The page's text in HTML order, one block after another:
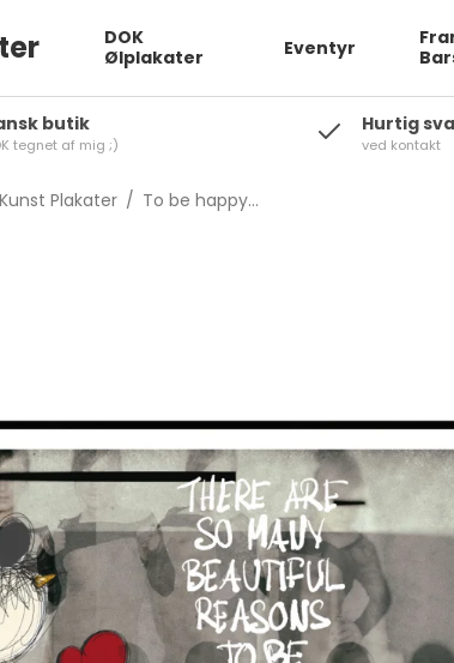
DOK
Ølplakater
Eventyr
butik
tegnet af mig ;)
Hurtig
ved kontakt
Kunst Plakater / To be happy...